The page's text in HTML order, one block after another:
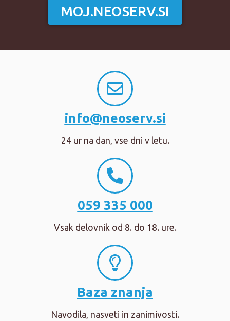
MOJ.NEOSERV.SI
info@neoserv.si
24 ur na dan, vse dni v letu.
059 335 000
Vsak delovnik od 8. do 18. ure.
Baza znanja
Navodila, nasveti in zanimivosti.